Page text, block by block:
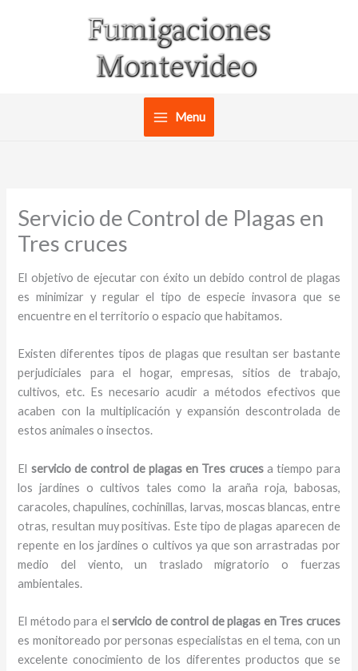
Menu
Servicio de Control de Plagas en
Tres cruces
El objetivo de ejecutar con éxito un debido control de plagas
es minimizar y regular el tipo de especie invasora que se
encuentre en el territorio o espacio que habitamos.
Existen diferentes tipos de plagas que resultan ser bastante
perjudiciales para el hogar, empresas, sitios de trabajo,
cultivos, etc. Es necesario acudir a métodos efectivos que
acaben con la multiplicación y expansión descontrolada de
estos animales o insectos.
El servicio de control de plagas en Tres crucesa tiempo para
los jardines o cultivos tales como la araña roja, babosas,
caracoles, chapulines, cochinillas, larvas, moscas blancas, entre
otras, resultan muy positivas. Este tipo de plagas aparecen de
repente en los jardines o cultivos ya que son arrastradas por
medio del viento, un traslado migratorio o fuerzas
ambientales.
El método para elservicio de control de plagas en Tres cruces
es monitoreado por personas especialistas en el tema, con un
excelente conocimiento de los diferentes productos que se